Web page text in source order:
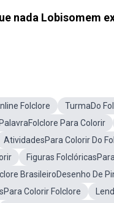
nada
Folclore TurmaDo
PalavraFolclore Para Colorir
AtividadesPara Colorir Do
Figuras
BrasileiroDesenho De
Colorir Folclore